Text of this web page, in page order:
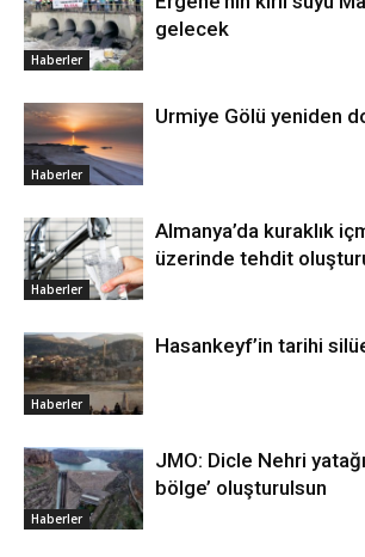
Haberler
gelecek
Haberler
Urmiye Gölü yeniden
Haberler
Almanya’da kuraklık
üzerinde tehdit
Haberler
Hasankeyf’in tarihi
Haberler
JMO: Dicle Nehri
bölge’ oluşturulsun